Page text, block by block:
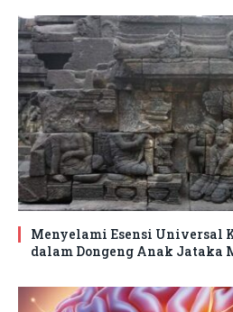
Menyelami Esensi Universal
dalam Dongeng Anak Jataka